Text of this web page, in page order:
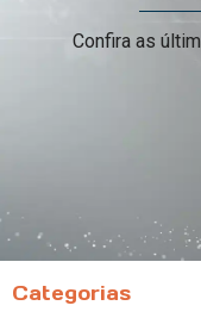
Confira as
Categorias